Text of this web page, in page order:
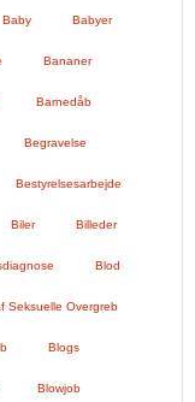
Baby Babyer
Bananer
Barnedåb
Begravelse
Bestyrelsesarbejde
Biler Billeder
Blod
Seksuelle Overgreb
Blogs
Blowjob